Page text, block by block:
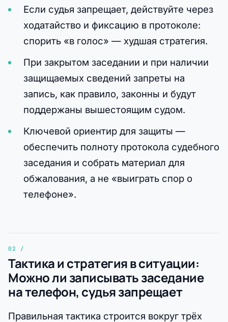
Если судья запрещает, действуйте через
ходатайство и фиксацию в протоколе:
спорить «в голос» — худшая стратегия.
При закрытом заседании и при наличии
защищаемых сведений запреты на
запись, как правило, законны и будут
поддержаны вышестоящим судом.
Ключевой ориентир для защиты —
обеспечить полноту протокола судебного
заседания и собрать материал для
обжалования, а не «выиграть спор о
телефоне».
Тактика и стратегия в ситуации:
Можно ли записывать заседание
на телефон, судья запрещает
Правильная тактика строится вокруг трёх